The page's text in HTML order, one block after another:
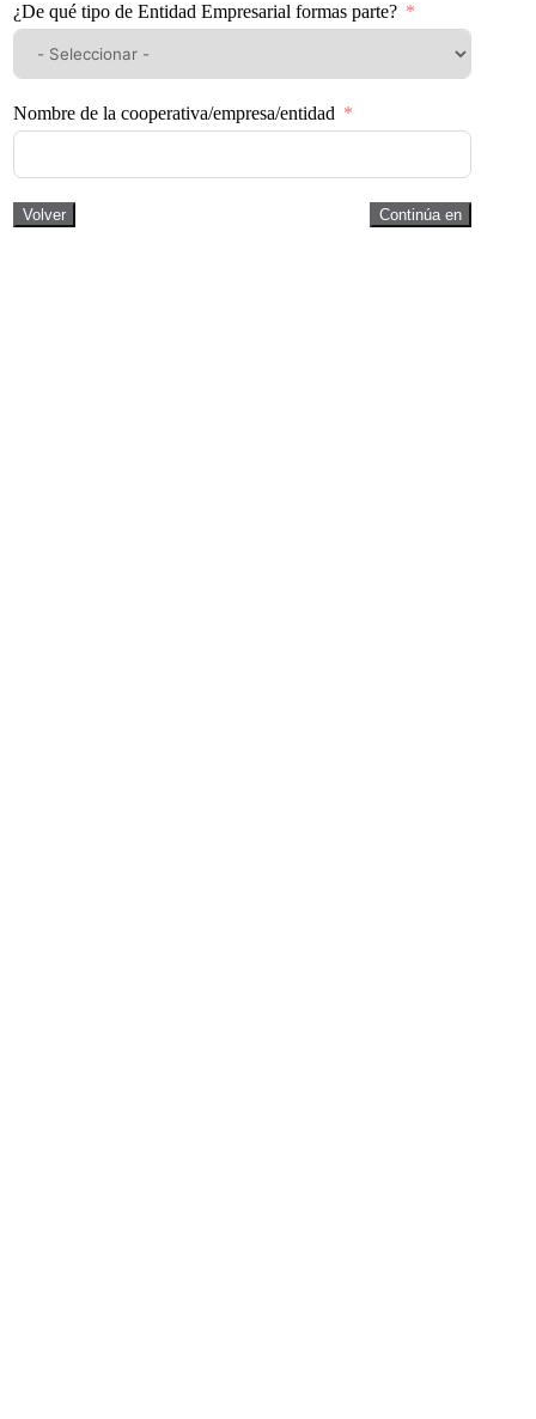
¿De qué tipo de Entidad Empresarial formas parte?
Nombre de la cooperativa/empresa/entidad
Volver Continúa en